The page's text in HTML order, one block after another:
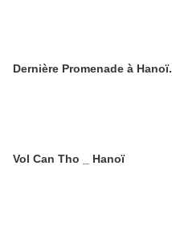
Dernière Promenade à Hanoï.
Vol Can Tho _ Hanoï